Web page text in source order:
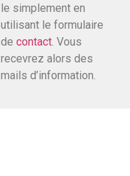
le simplement en
utilisant le formulaire
de contact . Vous
recevrez alors des
mails d’information.